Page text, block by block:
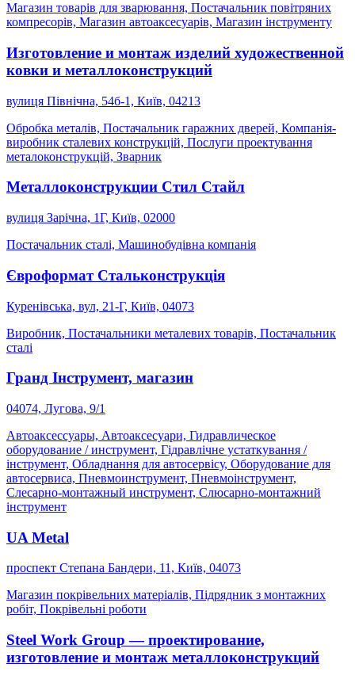
Магазин товарів для зварювання, Постачальник повітряних
компресорів, Магазин автоаксесуарів, Магазин інструменту
Изготовление и монтаж изделий художественной
ковки и металлоконструкций
вулиця Північна, 54б-1, Київ, 04213
Обробка металів, Постачальник гаражних дверей, Компанія-
виробник сталевих конструкцій, Послуги проектування
металоконструкцій, Зварник
Металлоконструкции Стил Стайл
вулиця Зарічна, 1Г, Київ, 02000
Постачальник сталі, Машинобудівна компанія
Євроформат Стальконструкція
Куренівська, вул, 21-Г, Київ, 04073
Виробник, Постачальники металевих товарів, Постачальник
сталі
Гранд Інструмент, магазин
04074, Лугова, 9/1
Автоаксессуары, Автоаксесуари, Гидравлическое
оборудование / инструмент, Гідравлічне устаткування /
інструмент, Обладнання для автосервісу, Оборудование для
автосервиса, Пневмоинструмент, Пневмоінструмент,
Слесарно-монтажный инструмент, Слюсарно-монтажний
інструмент
UA Metal
проспект Степана Бандери, 11, Київ, 04073
Магазин покрівельних матеріалів, Підрядник з монтажних
робіт, Покрівельні роботи
Steel Work Group — проектирование,
изготовление и монтаж металлоконструкций